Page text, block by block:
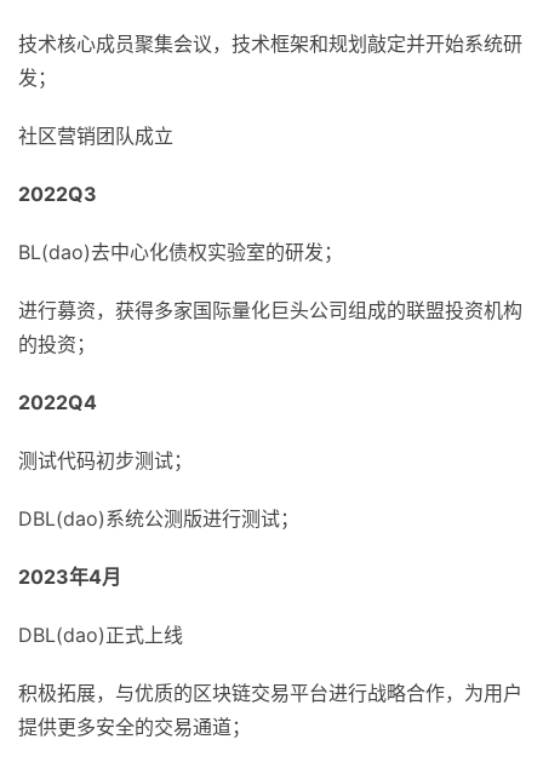
技术核心成员聚集会议，技术框架和规划敲定并开始系统研
发；
社区营销团队成立
2022Q3
BL(dao)去中心化债权实验室的研发；
进行募资，获得多家国际量化巨头公司组成的联盟投资机构
的投资；
2022Q4
测试代码初步测试；
DBL(dao)系统公测版进行测试；
2023年4月
DBL(dao)正式上线
积极拓展，与优质的区块链交易平台进行战略合作，为用户
提供更多安全的交易通道；